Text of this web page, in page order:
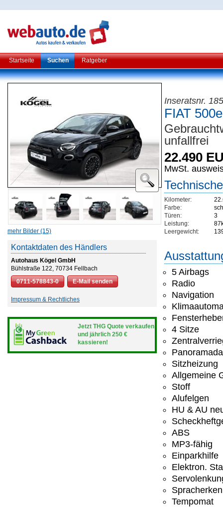
Startseite Suchen Ratgeber
mehr Bilder (15)
Kontaktdaten des Händlers
Autohaus Kögel GmbH
Bühlstraße 122, 70734 Fellbach
0711-578843-0
E-Mail senden
Impressum & Rechtliches
Jetzt THG Quote verkaufen
und jährlich 250 €
kassieren!
Inseratsnr.
FIAT
unfallfrei
22.490
MwSt.
Kilometer:
Farbe:
Türen:
3
Leistung:
Leergewicht:
5 Airbags
Radio
Navigation
4 Sitze
Sitzheizung
Allgemeine
Stoff
Alufelgen
HU & AU
ABS
MP3-fähig
Einparkhilfe
Elektron.
Tempomat